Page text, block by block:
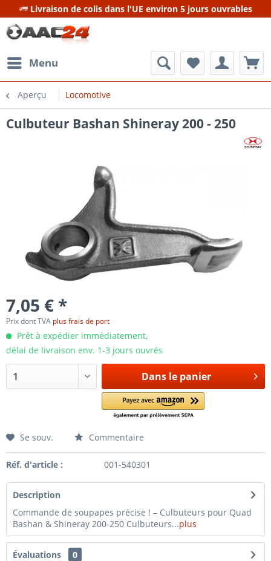
Livraison de colis dans l'UE environ 5 jours ouvrables
Menu
Aperçu Locomotive
Culbuteur Bashan Shineray 200 - 250
7,05 € *
Prix dont TVA plus frais de port
Prêt à expédier immédiatement,
délai de livraison env. 1-3 jours ouvrés
Dans le panier
Se souv. Commentaire
Réf. d'article : 001-540301
Description
Commande de soupapes précise ! – Culbuteurs pour Quad
Bashan & Shineray 200-250 Culbuteurs...plus
Évaluations
0